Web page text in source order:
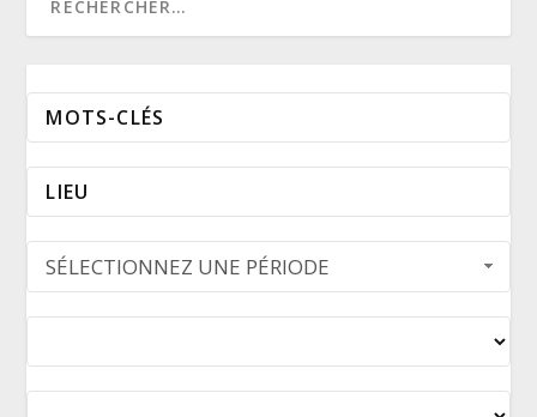
SÉLECTIONNEZ UNE PÉRIODE